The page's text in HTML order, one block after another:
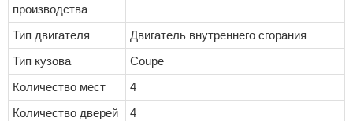
производства
Тип двигателя
Двигатель внутреннего сгорания
Тип кузова
Coupe
Количество мест
4
Количество дверей
4